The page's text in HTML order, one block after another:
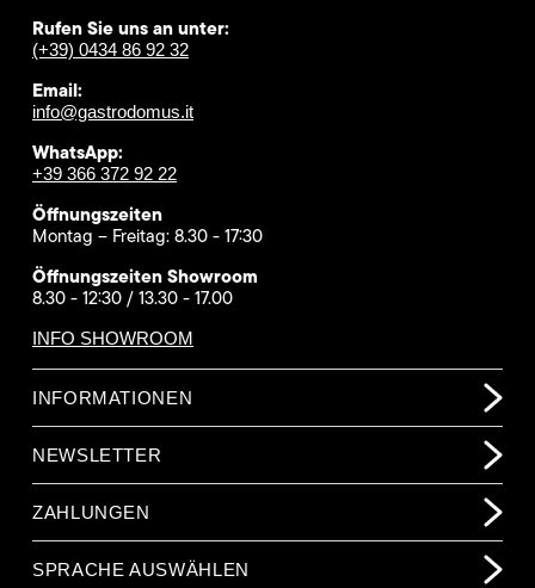
Rufen Sie uns an unter:
(+39) 0434 86 92 32
Email:
info@gastrodomus.it
WhatsApp:
+39 366 372 92 22
Öffnungszeiten
Montag – Freitag: 8.30 - 17:30
Öffnungszeiten Showroom
8.30 - 12:30 / 13.30 - 17.00
INFO SHOWROOM
INFORMATIONEN
NEWSLETTER
ZAHLUNGEN
SPRACHE AUSWÄHLEN